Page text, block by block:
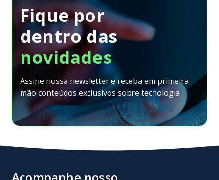
Fique por
dentrodas
novidades
Assine nossa newsletter e receba em primeira
mão conteúdos exclusivos sobre tecnologia